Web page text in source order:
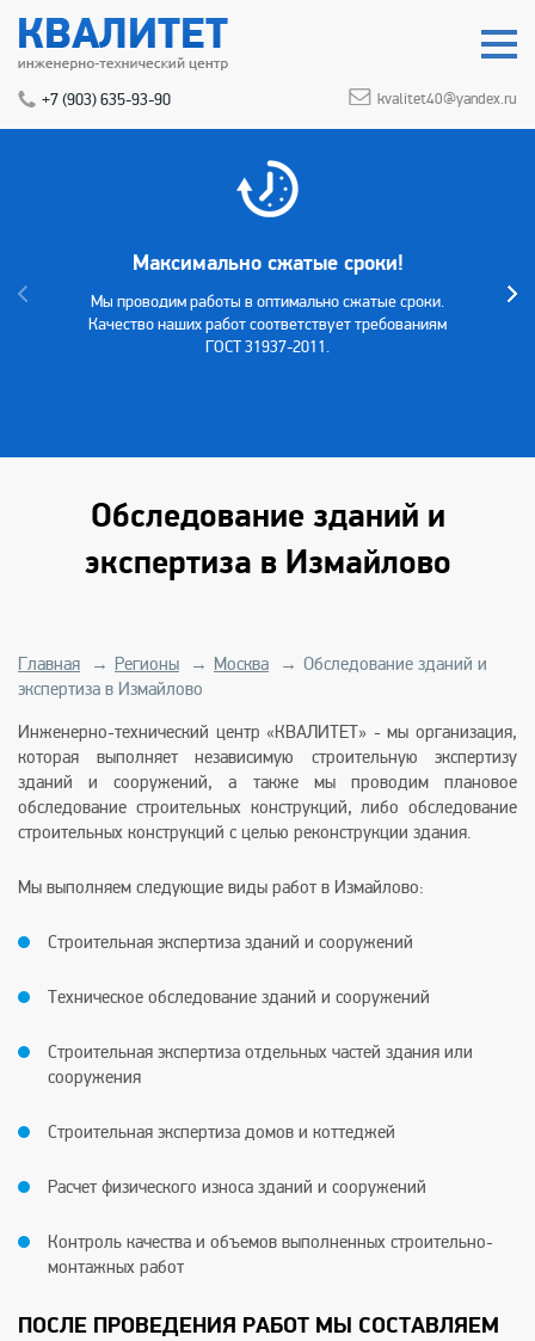
+7 (903) 635-93-90 kvalitet40@yandex.ru
Максимально сжатые сроки!
Мы проводим работы в оптимально сжатые сроки.
Качество наших работ соответствует требованиям
ГОСТ 31937-2011.
Обследование зданий и
экспертиза в Измайлово
Главная → Регионы → Москва → Обследование зданий и
экспертиза в Измайлово
Инженерно-технический центр «КВАЛИТЕТ» - мы организация,
которая выполняет независимую строительную экспертизу
зданий и сооружений, а также мы проводим плановое
обследование строительных конструкций, либо обследование
строительных конструкций с целью реконструкции здания.
Мы выполняем следующие виды работ в Измайлово:
Строительная экспертиза зданий и сооружений
Техническое обследование зданий и сооружений
Строительная экспертиза отдельных частей здания или
сооружения
Строительная экспертиза домов и коттеджей
Расчет физического износа зданий и сооружений
Контроль качества и объемов выполненных строительно-
монтажных работ
ПОСЛЕ ПРОВЕДЕНИЯ РАБОТ МЫ СОСТАВЛЯЕМ